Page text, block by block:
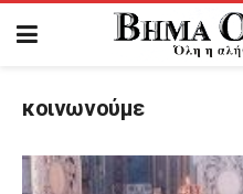
κοινωνούμε